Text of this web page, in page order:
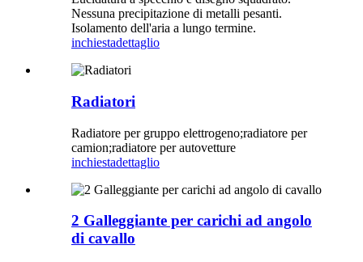
Nessuna precipitazione di metalli pesanti.
Isolamento dell'aria a lungo termine.
inchiestadettaglio
Radiatori
Radiatore per gruppo elettrogeno;radiatore per
camion;radiatore per autovetture
inchiestadettaglio
2 Galleggiante per carichi ad angolo
di cavallo